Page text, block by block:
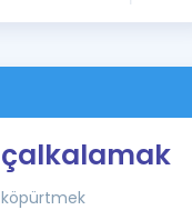
İngilizce
çalkalamak
köpürtmek